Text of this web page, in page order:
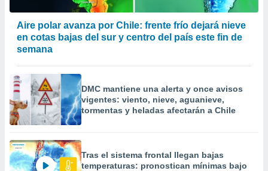
Aire polar avanza por Chile: frente frío dejará nieve
en cotas bajas del sur y centro del país este fin de
semana
DMC mantiene una alerta y once avisos
vigentes: viento, nieve, aguanieve,
tormentas y heladas afectarán a Chile
Tras el sistema frontal llegan bajas
temperaturas: pronostican mínimas bajo